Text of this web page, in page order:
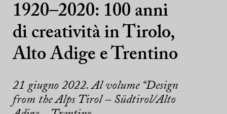
1920–2020: 100 anni
di creatività in Tirolo,
Alto Adige e Trentino
21 giugno 2022. Al volume “Design
from the Alps Tirol – Südtirol/Alto